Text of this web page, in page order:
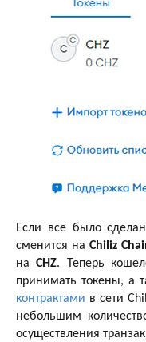
Если все было
сменится на Chiliz
наCHZ. Теперь
принимать токены, а
контрактами в сети
небольшим
осуществления